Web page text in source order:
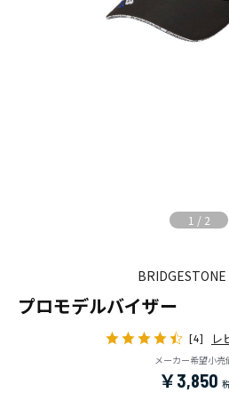
1 / 2
BRIDGESTONE
プロモデルバイザー
[4] レ
メーカー希望小売
￥3,850